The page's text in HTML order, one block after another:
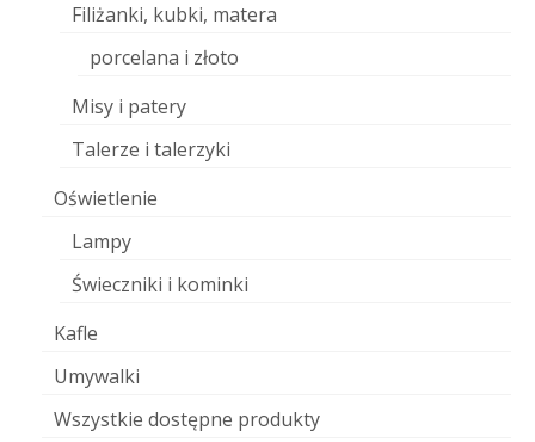
Filiżanki, kubki, matera
porcelana i złoto
Misy i patery
Talerze i talerzyki
Oświetlenie
Lampy
Świeczniki i kominki
Kafle
Umywalki
Wszystkie dostępne produkty